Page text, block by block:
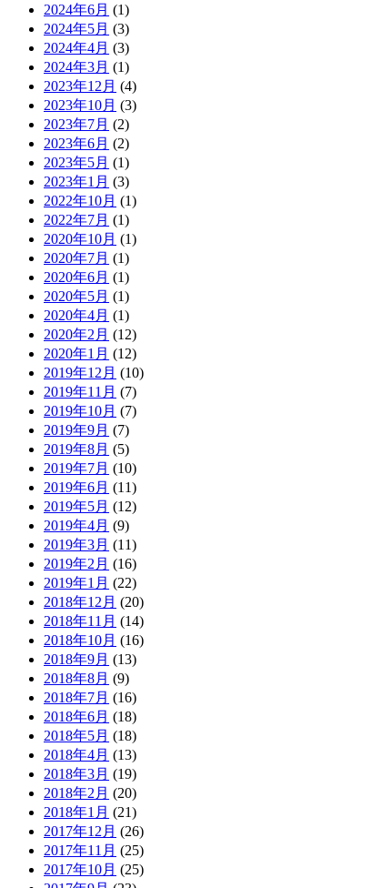
2024年6月 (1)
2024年5月 (3)
2024年4月 (3)
2024年3月 (1)
2023年12月 (4)
2023年10月 (3)
2023年7月 (2)
2023年6月 (2)
2023年5月 (1)
2023年1月 (3)
2022年10月 (1)
2022年7月 (1)
2020年10月 (1)
2020年7月 (1)
2020年6月 (1)
2020年5月 (1)
2020年4月 (1)
2020年2月 (12)
2020年1月 (12)
2019年12月 (10)
2019年11月 (7)
2019年10月 (7)
2019年9月 (7)
2019年8月 (5)
2019年7月 (10)
2019年6月 (11)
2019年5月 (12)
2019年4月 (9)
2019年3月 (11)
2019年2月 (16)
2019年1月 (22)
2018年12月 (20)
2018年11月 (14)
2018年10月 (16)
2018年9月 (13)
2018年8月 (9)
2018年7月 (16)
2018年6月 (18)
2018年5月 (18)
2018年4月 (13)
2018年3月 (19)
2018年2月 (20)
2018年1月 (21)
2017年12月 (26)
2017年11月 (25)
2017年10月 (25)